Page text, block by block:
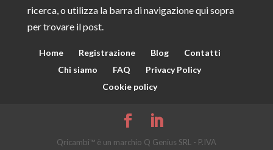
ricerca, o utilizza la barra di navigazione qui sopra
per trovare il post.
Home Registrazione Blog
Contatti
Chi siamo
FAQ
Privacy Policy
Cookie policy
Qricambi™ è un marchio Q Genius SRL - P.IVA